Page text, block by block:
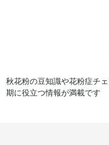
秋花粉の豆知識や花粉症チ
期に役立つ情報が満載です